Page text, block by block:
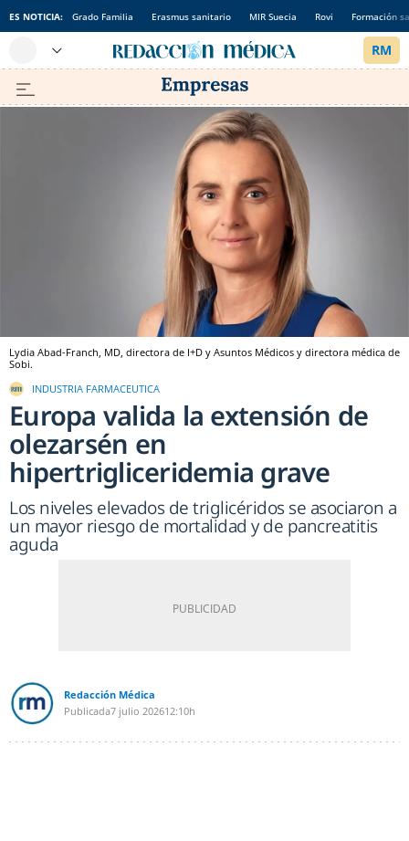
ES NOTICIA: Grado Familia Erasmus sanitario MIR Suecia Rovi Formación
Lydia Abad-Franch, MD, directora de I+D y Asuntos Médicos y directora médica de
Sobi.
INDUSTRIA FARMACEUTICA
Europa valida la extensión de
olezarsén en
hipertrigliceridemia grave
Los niveles elevados de triglicéridos se asociaron a
un mayor riesgo de mortalidad y de pancreatitis
aguda
Redacción Médica
Publicada7 julio 202612:10h